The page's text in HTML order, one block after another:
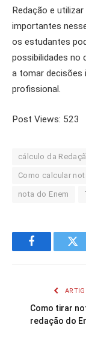
Redação e
importantes
os estudantes
possibilidades no
a tomar decisões
profissional.
Post Views: 523
cálculo da
Como calcular
nota do Enem
Facebook
Como tirar
redação do